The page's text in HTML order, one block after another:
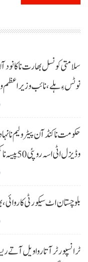
سلامتی کونسل بھارت نا
نوٹس ءِ ہلے،نائب وزیراعظم
و ڈیزل اٹی اسہ روپئی 50 پیسہ نا کمتی
بلوچستان اٹ سیکورٹی کاروائی، بھارتی مخ تف 12
ٹرانسپورٹر آتا روا ویل آتے